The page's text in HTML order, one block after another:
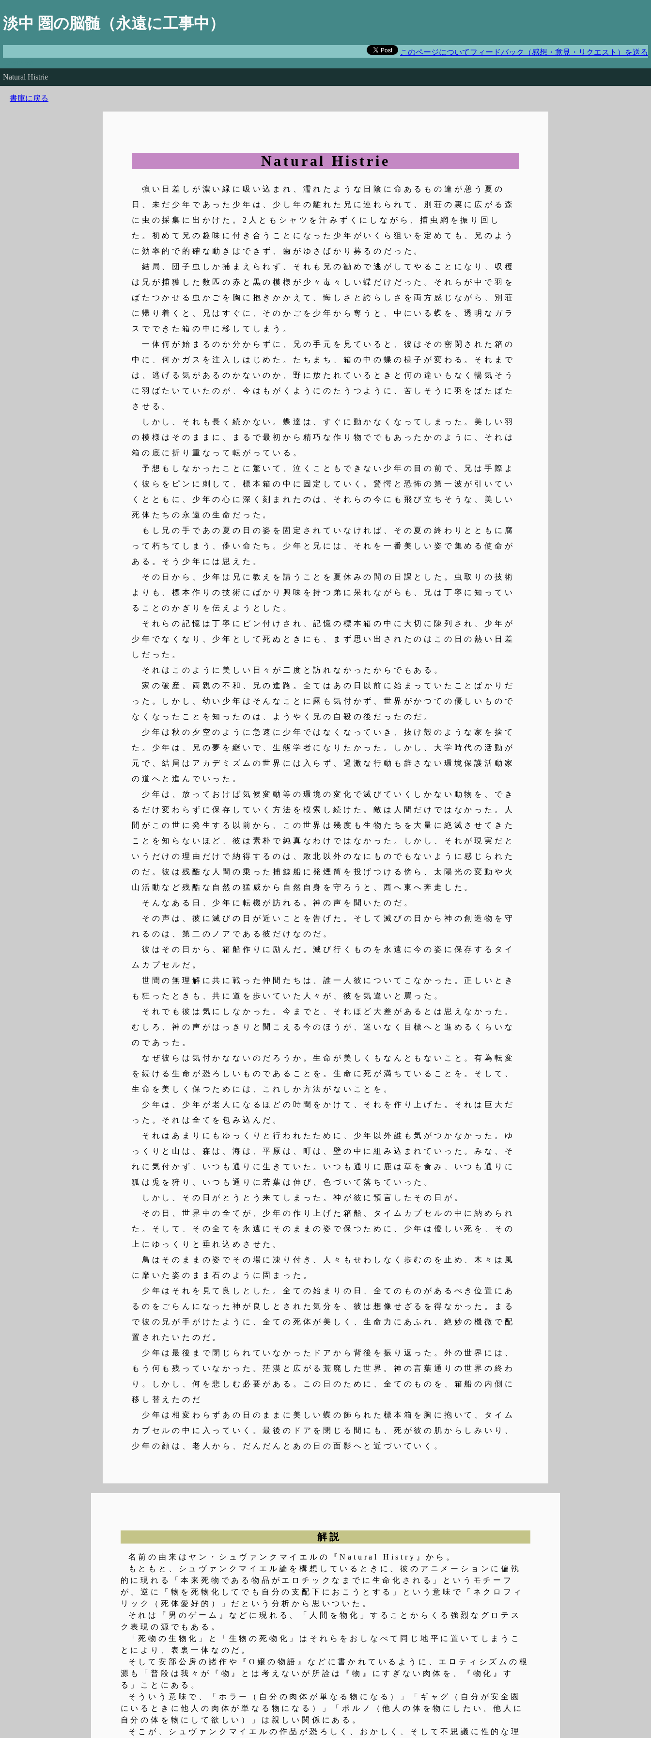
淡中 圏の脳髄（永遠に工事中）
このページについてフィードバック（感想・意見・リクエスト）を送る
Natural Histrie
書庫に戻る
Natural Histrie
強い日差しが濃い緑に吸い込まれ、濡れたような日陰に命あるもの達が憩う夏の
日、未だ少年であった少年は、少し年の離れた兄に連れられて、別荘の裏に広がる森
に虫の採集に出かけた。2人ともシャツを汗みずくにしながら、捕虫網を振り回し
た。初めて兄の趣味に付き合うことになった少年がいくら狙いを定めても、兄のよう
に効率的で的確な動きはできず、歯がゆさばかり募るのだった。
結局、団子虫しか捕まえられず、それも兄の勧めで逃がしてやることになり、収穫
は兄が捕獲した数匹の赤と黒の模様が少々毒々しい蝶だけだった。それらが中で羽を
ばたつかせる虫かごを胸に抱きかかえて、悔しさと誇らしさを両方感じながら、別荘
に帰り着くと、兄はすぐに、そのかごを少年から奪うと、中にいる蝶を、透明なガラ
スでできた箱の中に移してしまう。
一体何が始まるのか分からずに、兄の手元を見ていると、彼はその密閉された箱の
中に、何かガスを注入しはじめた。たちまち、箱の中の蝶の様子が変わる。それまで
は、逃げる気があるのかないのか、野に放たれているときと何の違いもなく暢気そう
に羽ばたいていたのが、今はもがくようにのたうつように、苦しそうに羽をばたばた
させる。
しかし、それも長く続かない。蝶達は、すぐに動かなくなってしまった。美しい羽
の模様はそのままに、まるで最初から精巧な作り物ででもあったかのように、それは
箱の底に折り重なって転がっている。
予想もしなかったことに驚いて、泣くこともできない少年の目の前で、兄は手際よ
く彼らをピンに刺して、標本箱の中に固定していく。驚愕と恐怖の第一波が引いてい
くとともに、少年の心に深く刻まれたのは、それらの今にも飛び立ちそうな、美しい
死体たちの永遠の生命だった。
もし兄の手であの夏の日の姿を固定されていなければ、その夏の終わりとともに腐
って朽ちてしまう、儚い命たち。少年と兄には、それを一番美しい姿で集める使命が
ある。そう少年には思えた。
その日から、少年は兄に教えを請うことを夏休みの間の日課とした。虫取りの技術
よりも、標本作りの技術にばかり興味を持つ弟に呆れながらも、兄は丁寧に知ってい
ることのかぎりを伝えようとした。
それらの記憶は丁寧にピン付けされ、記憶の標本箱の中に大切に陳列され、少年が
少年でなくなり、少年として死ぬときにも、まず思い出されたのはこの日の熱い日差
しだった。
それはこのように美しい日々が二度と訪れなかったからでもある。
家の破産、両親の不和、兄の進路。全てはあの日以前に始まっていたことばかりだ
った。しかし、幼い少年はそんなことに露も気付かず、世界がかつての優しいもので
なくなったことを知ったのは、ようやく兄の自殺の後だったのだ。
少年は秋の夕空のように急速に少年ではなくなっていき、抜け殻のような家を捨て
た。少年は、兄の夢を継いで、生態学者になりたかった。しかし、大学時代の活動が
元で、結局はアカデミズムの世界には入らず、過激な行動も辞さない環境保護活動家
の道へと進んでいった。
少年は、放っておけば気候変動等の環境の変化で滅びていくしかない動物を、でき
るだけ変わらずに保存していく方法を模索し続けた。敵は人間だけではなかった。人
間がこの世に発生する以前から、この世界は幾度も生物たちを大量に絶滅させてきた
ことを知らないほど、彼は素朴で純真なわけではなかった。しかし、それが現実だと
いうだけの理由だけで納得するのは、敗北以外のなにものでもないように感じられた
のだ。彼は残酷な人間の乗った捕鯨船に発煙筒を投げつける傍ら、太陽光の変動や火
山活動など残酷な自然の猛威から自然自身を守ろうと、西へ東へ奔走した。
そんなある日、少年に転機が訪れる。神の声を聞いたのだ。
その声は、彼に滅びの日が近いことを告げた。そして滅びの日から神の創造物を守
れるのは、第二のノアである彼だけなのだ。
彼はその日から、箱船作りに励んだ。滅び行くものを永遠に今の姿に保存するタイ
ムカプセルだ。
世間の無理解に共に戦った仲間たちは、誰一人彼についてこなかった。正しいとき
も狂ったときも、共に道を歩いていた人々が、彼を気違いと罵った。
それでも彼は気にしなかった。今までと、それほど大差があるとは思えなかった。
むしろ、神の声がはっきりと聞こえる今のほうが、迷いなく目標へと進めるくらいな
のであった。
なぜ彼らは気付かなないのだろうか。生命が美しくもなんともないこと。有為転変
を続ける生命が恐ろしいものであることを。生命に死が満ちていることを。そして、
生命を美しく保つためには、これしか方法がないことを。
少年は、少年が老人になるほどの時間をかけて、それを作り上げた。それは巨大だ
った。それは全てを包み込んだ。
それはあまりにもゆっくりと行われたために、少年以外誰も気がつかなかった。ゆ
っくりと山は、森は、海は、平原は、町は、壁の中に組み込まれていった。みな、そ
れに気付かず、いつも通りに生きていた。いつも通りに鹿は草を食み、いつも通りに
狐は兎を狩り、いつも通りに若葉は伸び、色づいて落ちていった。
しかし、その日がとうとう来てしまった。神が彼に預言したその日が。
その日、世界中の全てが、少年の作り上げた箱船、タイムカプセルの中に納められ
た。そして、その全てを永遠にそのままの姿で保つために、少年は優しい死を、その
上にゆっくりと垂れ込めさせた。
鳥はそのままの姿でその場に凍り付き、人々もせわしなく歩むのを止め、木々は風
に靡いた姿のまま石のように固まった。
少年はそれを見て良しとした。全ての始まりの日、全てのものがあるべき位置にあ
るのをごらんになった神が良しとされた気分を、彼は想像せざるを得なかった。まる
で彼の兄が手がけたように、全ての死体が美しく、生命力にあふれ、絶妙の機微で配
置されたいたのだ。
少年は最後まで閉じられていなかったドアから背後を振り返った。外の世界には、
もう何も残っていなかった。茫漠と広がる荒廃した世界。神の言葉通りの世界の終わ
り。しかし、何を悲しむ必要がある。この日のために、全てのものを、箱船の内側に
移し替えたのだ
少年は相変わらずあの日のままに美しい蝶の飾られた標本箱を胸に抱いて、タイム
カプセルの中に入っていく。最後のドアを閉じる間にも、死が彼の肌からしみいり、
少年の顔は、老人から、だんだんとあの日の面影へと近づいていく。
解説
名前の由来はヤン・シュヴァンクマイエルの『Natural Histry』から。
もともと、シュヴァンクマイエル論を構想しているときに、彼のアニメーションに偏執
的に現れる「本来死物である物品がエロチックなまでに生命化される」というモチーフ
が、逆に「物を死物化してでも自分の支配下におこうとする」という意味で「ネクロフィ
リック（死体愛好的）」だという分析から思いついた。
それは『男のゲーム』などに現れる、「人間を物化」することからくる強烈なグロテス
ク表現の源でもある。
「死物の生物化」と「生物の死物化」はそれらをおしなべて同じ地平に置いてしまうこ
とにより、表裏一体なのだ。
そして安部公房の諸作や『O嬢の物語』などに書かれているように、エロティシズムの根
源も「普段は我々が『物』とは考えないが所詮は『物』にすぎない肉体を、『物化』す
る」ことにある。
そういう意味で、「ホラー（自分の肉体が単なる物になる）」「ギャグ（自分が安全圏
にいるときに他人の肉体が単なる物になる）」「ポルノ（他人の体を物にしたい、他人に
自分の体を物にして欲しい）」は親しい関係にある。
そこが、シュヴァンクマイエルの作品が恐ろしく、おかしく、そして不思議に性的な理